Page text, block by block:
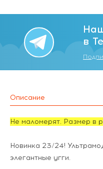
в
Описание
Не маломерят. Размер в
Новинка 23/24!
элегантные угги.